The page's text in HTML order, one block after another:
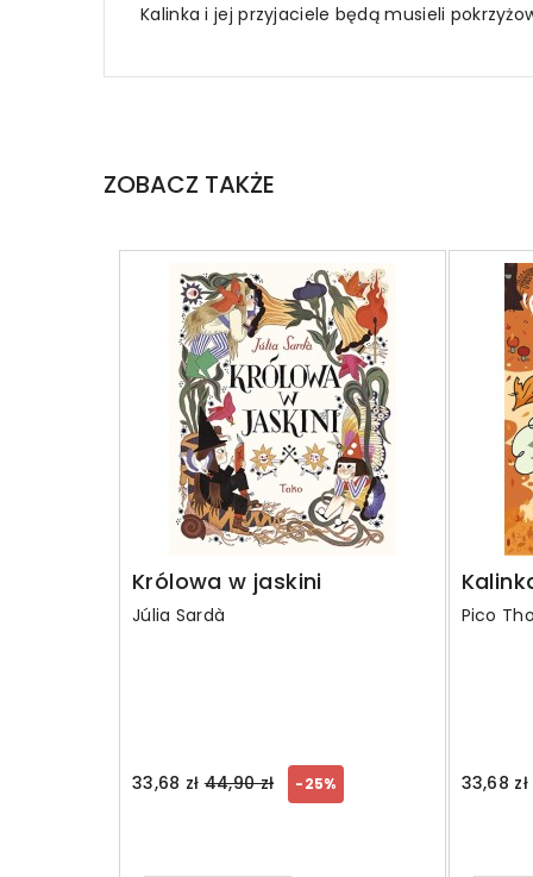
Kalinka i jej przyjaciele będą musieli
ZOBACZ TAKŻE
Królowa w jaskini
Júlia Sardà
33,68 zł Regular
44,90 zł -25%
Pico
33,68 zł